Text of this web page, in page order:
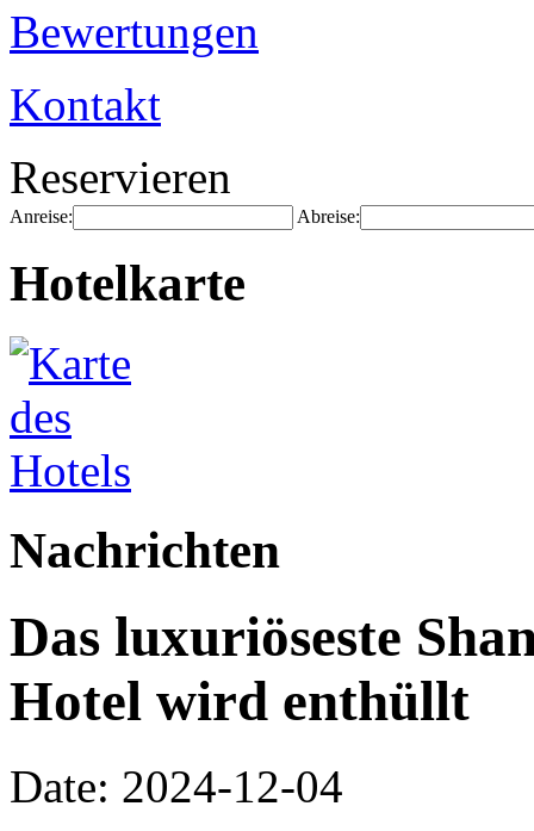
Bewertungen
Kontakt
Reservieren
Anreise: Abreise:
Hotelkarte
Nachrichten
Das luxuriöseste
Hotel wird enthüllt
Date: 2024-12-04